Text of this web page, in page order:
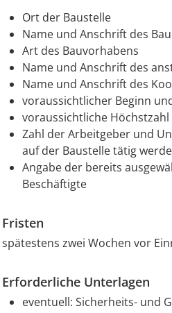
Ort der Baustelle
Name und Anschrift des
Art des Bauvorhabens
Name und Anschrift des
Name und Anschrift des
voraussichtlicher Beginn
voraussichtliche
Zahl der Arbeitgeber und
auf der Baustelle tätig
Angabe der bereits
Beschäftigte
Fristen
spätestens zwei Wochen vor
Erforderliche Unterlagen
eventuell: Sicherheits- und